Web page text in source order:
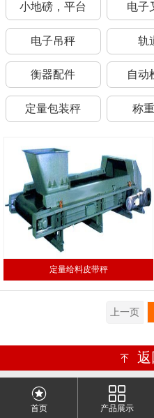
小地磅，平台 电子
电子吊秤 轨
衡器配件 自动
定量包装秤 称
定量给料皮带秤
上一页
返
重庆龙正
联系电话：159-
首页 产品展示